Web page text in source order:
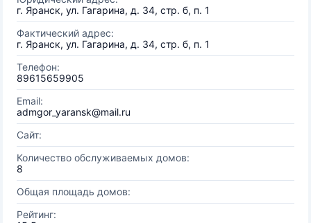
г. Яранск, ул. Гагарина, д. 34, стр. б, п. 1
Фактический адрес:
г. Яранск, ул. Гагарина, д. 34, стр. б, п. 1
Телефон:
89615659905
Email:
admgor_yaransk@mail.ru
Сайт:
Количество обслуживаемых домов:
8
Общая площадь домов:
Рейтинг: